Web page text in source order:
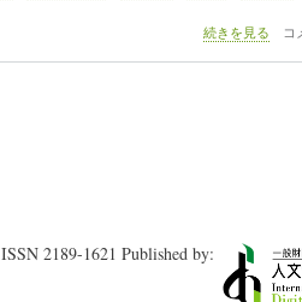
《巻
た
続きを見る コ
ISSN 2189-1621 Published by: